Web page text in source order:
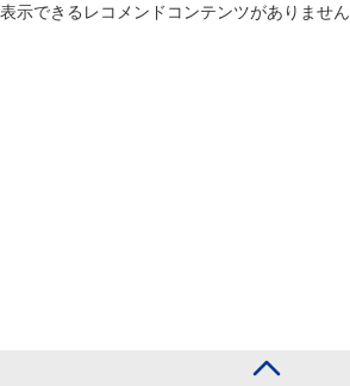
表示できるレコメンドコンテンツがありません